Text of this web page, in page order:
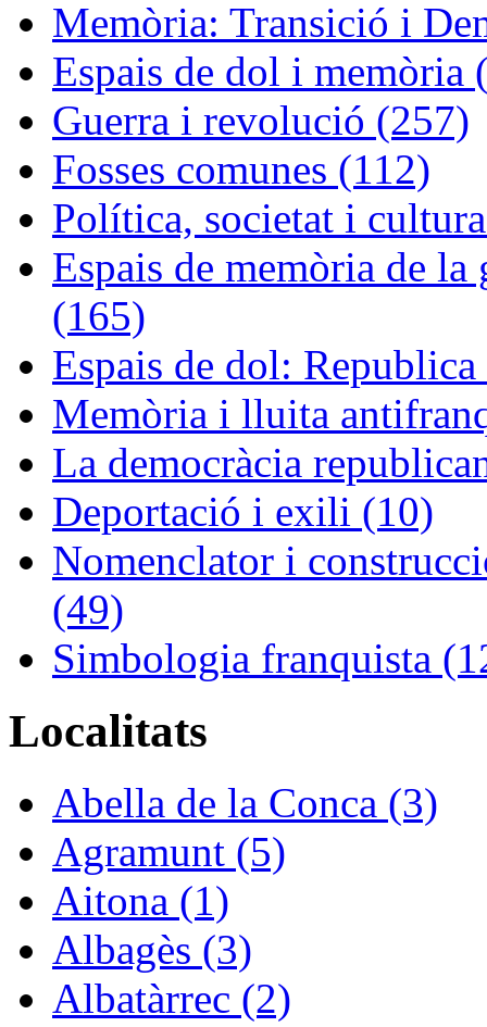
Memòria: Transició i
Espais de dol i memòria
Guerra i revolució (257)
Fosses comunes (112)
Política, societat i
Espais de memòria de
(165)
Espais de dol:
Memòria i lluita
La democràcia
Deportació i exili (10)
Nomenclator i
(49)
Simbologia franquista
Localitats
Abella de la Conca (3)
Agramunt (5)
Aitona (1)
Albagès (3)
Albatàrrec (2)